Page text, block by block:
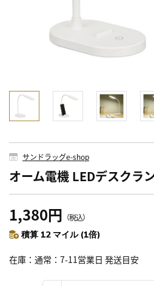
サンドラッグe-shop
オーム電機 LEDデスクラ
1,380円 （税込）
積算 12 マイル (1倍)
在庫 通常：7-11営業日 発送目安